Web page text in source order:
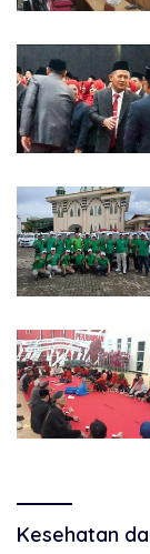
Kesehatan